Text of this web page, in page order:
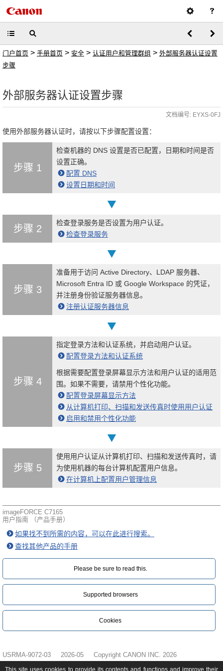
门户首页 > 手册首页 > 安全 > 认证用户和管理群组 > 外部服务器认证设置
步骤
外部服务器认证设置步骤
文档编号: EYXS-0FJ
使用外部服务器认证时，请按以下步骤配置设置：
步骤 1
检查机器的 DNS 设置是否已配置，日期和时间是否
设置正确。
配置 DNS
设置日期和时间
步骤 2
检查登录服务是否设置为用户认证。
检查登录服务
步骤 3
准备用于访问 Active Directory、LDAP 服务器、
Microsoft Entra ID 或 Google Workspace 的凭证，
并注册身份验证服务器信息。
注册认证服务器信息
步骤 4
指定登录方法和认证系统，并启动用户认证。
配置登录方法和认证系统
根据需要配置登录屏幕显示方法和用户认证的适用范
围。如果不需要，请禁用个性化功能。
配置登录屏幕显示方法
从计算机打印、扫描和发送传真时使用用户认证
启用和禁用个性化功能
步骤 5
使用用户认证从计算机打印、扫描和发送传真时，请
为使用机器的每台计算机配置用户信息。
在计算机上配置用户管理信息
imageFORCE C7165
用户指南 （产品手册）
如果找不到所需的内容，可以在此进行搜索。
查找其他产品的手册
Please be sure to read this.‎
Supported browsers
Cookies
USRMA-9072-03 2026-05 Copyright CANON INC. 2026
This site uses cookies to provide its contents and functions and improve their